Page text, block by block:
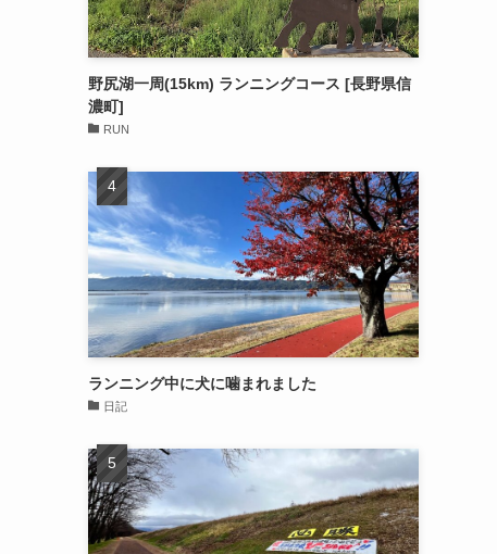
野尻湖一周(15km) ランニングコース [長野県信
濃町]
RUN
ランニング中に犬に噛まれました
日記